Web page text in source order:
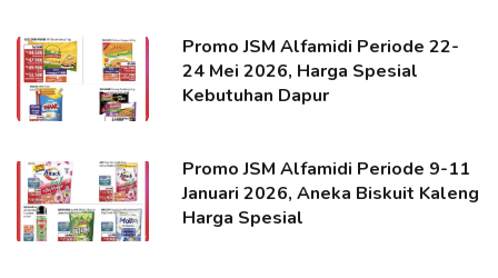
Promo JSM Alfamidi Periode 22-
24 Mei 2026, Harga Spesial
Kebutuhan Dapur
Promo JSM Alfamidi Periode 9-11
Januari 2026, Aneka Biskuit Kaleng
Harga Spesial